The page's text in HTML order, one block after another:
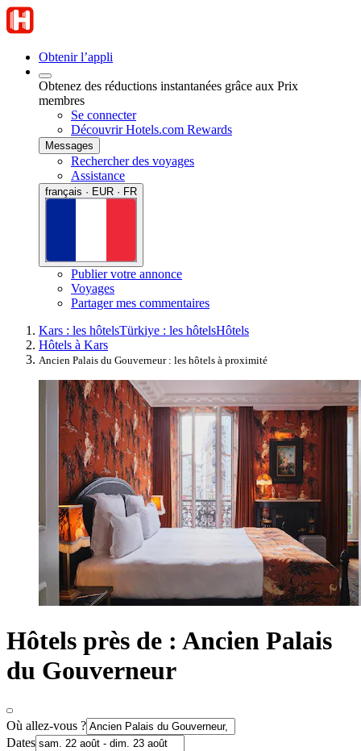
Obtenir l’appli
Obtenez des réductions instantanées grâce aux Prix
membres
Se connecter
Découvrir Hotels.com Rewards
Messages
Rechercher des voyages
Assistance
français · EUR · FR
Publier votre annonce
Voyages
Partager mes commentaires
Kars : les hôtelsTürkiye : les hôtelsHôtels
Hôtels à Kars
Ancien Palais du Gouverneur : les hôtels à proximité
Hôtels près de : Ancien Palais
du Gouverneur
Où allez-vous ?
Dates